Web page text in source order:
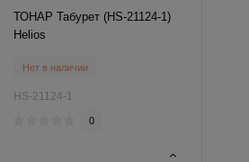
ТОНАР Табурет (HS-21124-1)
Helios
Нет в наличии
HS-21124-1
0